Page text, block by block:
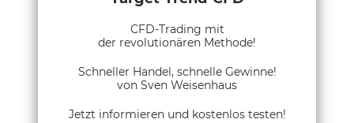
CFD-Trading mit
der revolutionären Methode!
Schneller Handel, schnelle Gewinne!
von Sven Weisenhaus
Jetzt informieren und kostenlos testen!